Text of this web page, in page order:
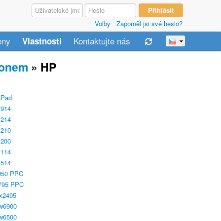
Volby Zapoměl jsi své heslo?
Vlastnosti Kontaktujte nás
» HP
PPC
PPC